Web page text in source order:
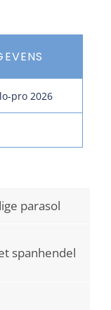
pro 2026
parasol
spanhendel